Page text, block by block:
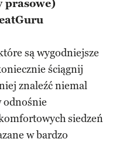
prasowe)
są wygodniejsze
ściągnij
znaleźć niemal
odnośnie
siedzeń
w bardzo